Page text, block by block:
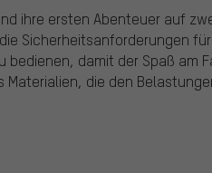
ihre ersten Abenteuer auf
Sicherheitsanforderungen
bedienen, damit der Spaß am
die den